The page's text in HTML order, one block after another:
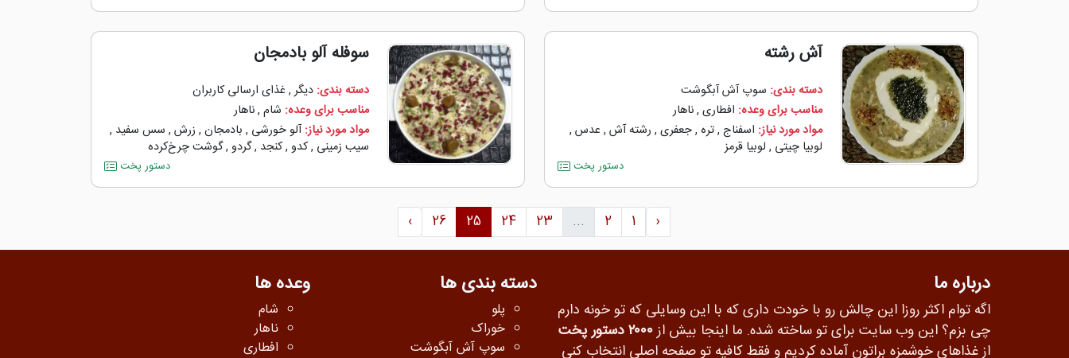
آش رشته
دسته بندی: سوپ آش آبگوشت
مناسب برای وعده: افطاری,ناهار
مواد مورد نیاز: اسفناج,تره,جعفری, رشته آش, عدس,
لوبیا چیتی , لوبیا قرمز
دستور پخت
سوفله آلو بادمجان
دسته بندی: دیگر, غذای ارسالی کاربران
مناسب برای وعده: شام,ناهار
مواد مورد نیاز:آلو خورشی , بادمجان, زرش, سس سفید ,
سیب زمینی ,کدو,کنجد ,گردو,گوشت چرخ‌کرده
دستور پخت
‹
1
2
...
23
24
25
26
›
درباره ما
اگه توام اکثر روزا این چالش رو با خودت داری که با این وسایلی که تو خونه دارم
چی بزم؟ این وب سایت برای تو ساخته شده. ما اینجا بیش از۲۰۰۰ دستور پخت
از غذاهای خوشمزه براتون آماده کردیم و فقط کافیه تو صفحه اصلی انتخاب کنی
دسته بندی ها
پلو
خوراک
سوپ آش آبگوشت
وعده ها
شام
ناهار
افطاری